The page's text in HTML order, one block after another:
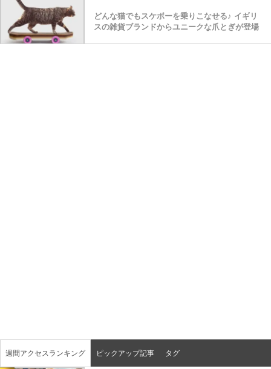
どんな猫でもスケボーを乗りこなせる♪ イギリ
スの雑貨ブランドからユニークな爪とぎが登場
週間アクセスランキング ピックアップ記事 タグ